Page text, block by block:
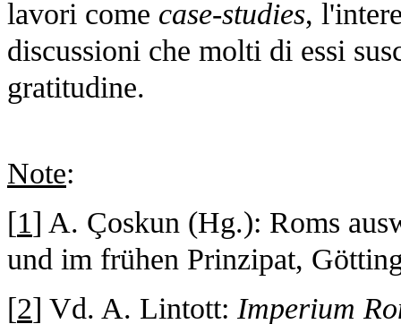
lavori come case-studies,
discussioni che molti di essi
gratitudine.
Note:
[1] A. Çoskun (Hg.): Roms
und im frühen Prinzipat,
[2] Vd. A. Lintott: Imperium